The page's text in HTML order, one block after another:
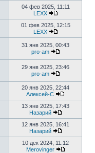
04 фев 2025, 11:11
LEXX
01 фев 2025, 12:15
LEXX
31 янв 2025, 00:43
pro-am
29 янв 2025, 23:46
pro-am
20 янв 2025, 22:44
Алексей-С
13 янв 2025, 17:43
Назарий
12 янв 2025, 16:41
Назарий
10 дек 2024, 11:12
Merovinger